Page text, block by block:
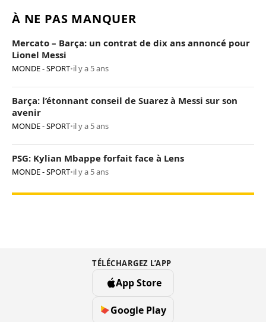
À NE PAS MANQUER
Mercato – Barça: un contrat de dix ans annoncé pour
Lionel Messi
MONDE - SPORT•il y a 5 ans
Barça: l’étonnant conseil de Suarez à Messi sur son
avenir
MONDE - SPORT•il y a 5 ans
PSG: Kylian Mbappe forfait face à Lens
MONDE - SPORT•il y a 5 ans
TÉLÉCHARGEZ L’APP
App Store
Google Play